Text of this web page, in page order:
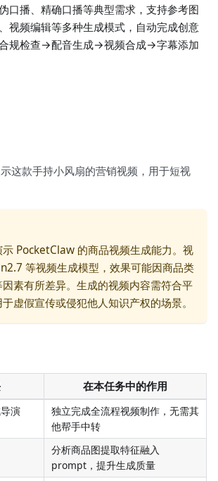
口播、精确口播等典型需求，支持参考图
视频编辑等多种生成模式，自动完成创意
规检查→配音生成→视频合成→字幕添加
这款手持小风扇的营销视频，用于短视
PocketClaw 的商品视频生成能力。视
等视频生成模型，效果可能因商品类
素有所差异。生成的视频内容需符合平
虚假宣传或侵犯他人知识产权的场景。
在本任务中的作用
演
独立完成全流程视频制作，无需其
他帮手中转
分析商品图提取特征融入
prompt，提升生成质量